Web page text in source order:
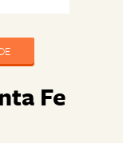
Fe